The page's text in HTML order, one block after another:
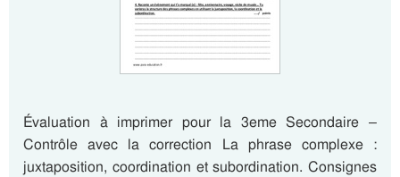
Évaluation à imprimer pour la 3eme Secondaire –
Contrôle avec la correction La phrase complexe :
juxtaposition, coordination et subordination. Consignes